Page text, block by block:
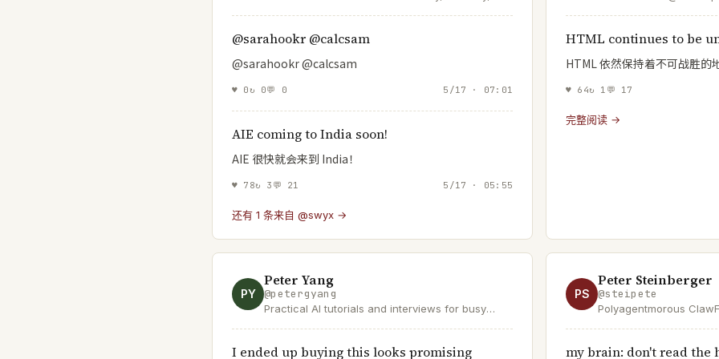
@sarahookr @calcsam
@sarahookr @calcsam
♥ 0↻ 0💬 0 5/17 · 07:01
AIE coming to India soon!
AIE 很快就会来到 India！
♥ 78↻ 3 💬 21 5/17 · 05:55
还有 1 条来自 @swyx →
HTML continues to be
HTML 依然保持着不可战胜的
♥ 64↻ 1 💬 17
完整阅读 →
PY
Peter Yang
@petergyang
Practical AI tutorials and interviews for busy
I ended up buying this looks promising
PS
Peter Steinberger
@steipete
Polyagentmorous
my brain: don't read the